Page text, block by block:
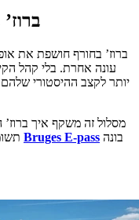
ברוז’ בחורף חושפת את
עונה אחרת. בלי קהל
יותר לקצב ההיסטורי
מסלול זה משקף איך
Bruges E-pass